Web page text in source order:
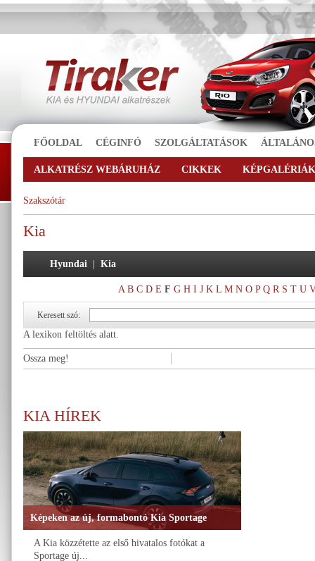
FŐOLDAL CÉGINFÓ SZOLGÁLTATÁSOK
ALKATRÉSZ WEBÁRUHÁZ CIKKEK KÉPGALÉRIÁK
Szakszótár
Kia
Hyundai Kia
A B C D E F G H I J K L M N O P Q R S T U
Keresett szó:
A lexikon feltöltés alatt.
Ossza meg!
KIA HÍREK
Képeken az új, formabontó Kia Sportage
A Kia közzétette az első hivatalos fotókat a
Sportage új...